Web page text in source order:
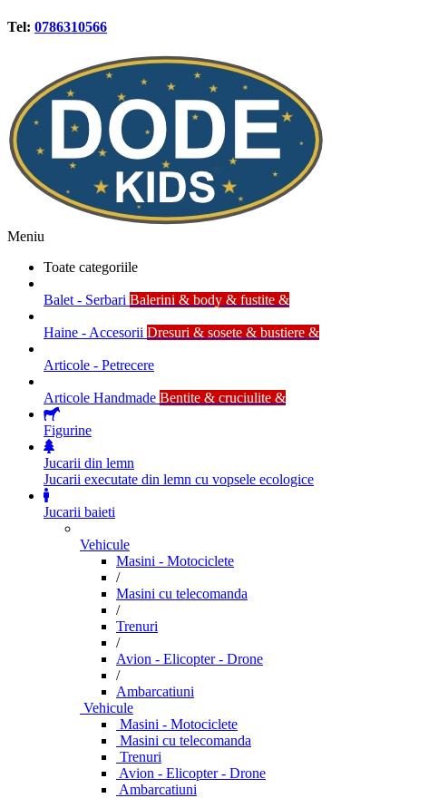
Tel: 0786310566
Meniu
Toate categoriile
Balet - Serbari Balerini & body & fustite &
Haine - Accesorii Dresuri & sosete & bustiere &
Articole - Petrecere
Articole Handmade Bentite & cruciulite &
Figurine
Jucarii din lemn
Jucarii executate din lemn cu vopsele ecologice
Jucarii baieti
Vehicule
Masini - Motociclete
/
Masini cu telecomanda
/
Trenuri
/
Avion - Elicopter - Drone
/
Ambarcatiuni
Vehicule
Masini - Motociclete
Masini cu telecomanda
Trenuri
Avion - Elicopter - Drone
Ambarcatiuni